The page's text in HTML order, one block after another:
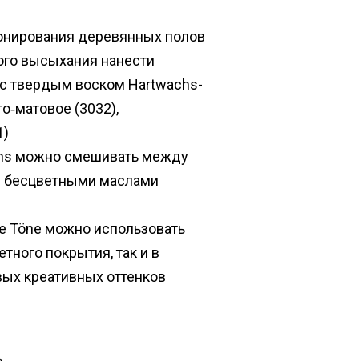
деревянных полов
высыхания нанести
твердым воском Hartwachs-
(3032),
можно смешивать между
маслами
можно использовать
покрытия, так и в
креативных оттенков